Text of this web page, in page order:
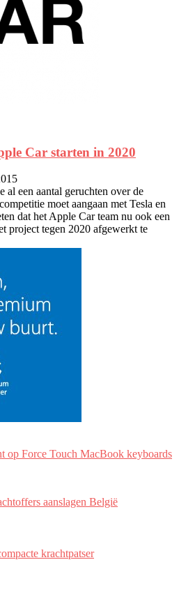
Car starten in 2020
al een aantal geruchten over de
moet aangaan met Tesla en
dat het Apple Car team nu ook een
project tegen 2020 afgewerkt te
op Force Touch MacBook keyboards
aanslagen België
krachtpatser